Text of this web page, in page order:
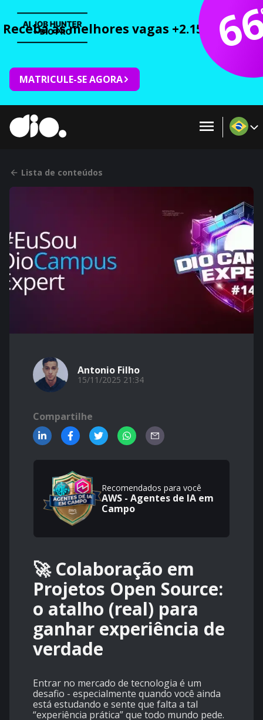
Receba as melhores vagas +2.150 cursos
MATRICULE-SE AGORA
Lista de conteúdos
Antonio Filho
15/11/2025 21:34
Compartilhe
Recomendados para você
AWS - Agentes de IA em
Campo
🚀 Colaboração em
Projetos Open Source:
o atalho (real) para
ganhar experiência de
verdade
Entrar no mercado de tecnologia é um
desafio - especialmente quando você ainda
está estudando e sente que falta a tal
“experiência prática” que todo mundo pede.